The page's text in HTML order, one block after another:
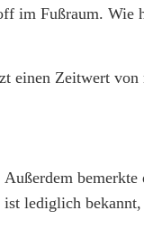
im Fußraum. Wie
einen Zeitwert von
lediglich bekannt,